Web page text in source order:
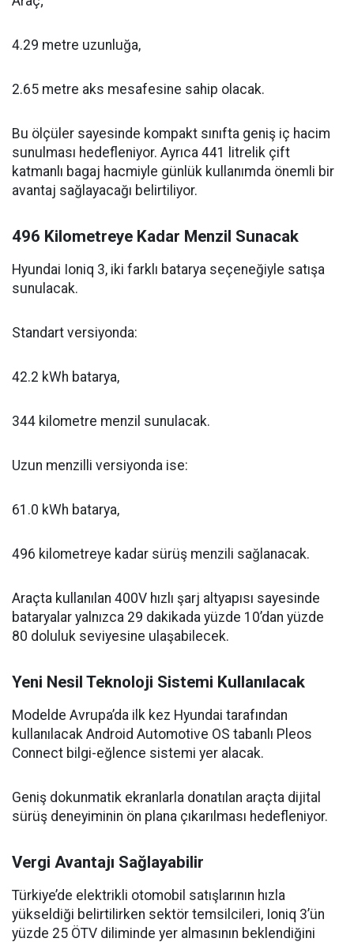
4.29 metre uzunluğa,
2.65 metre aks mesafesine sahip olacak.
Bu ölçüler sayesinde kompakt sınıfta geniş iç hacim
sunulması hedefleniyor. Ayrıca 441 litrelik çift
katmanlı bagaj hacmiyle günlük kullanımda önemli bir
avantaj sağlayacağı belirtiliyor.
496 Kilometreye Kadar Menzil Sunacak
Hyundai Ioniq 3, iki farklı batarya seçeneğiyle satışa
sunulacak.
Standart versiyonda:
42.2 kWh batarya,
344 kilometre menzil sunulacak.
Uzun menzilli versiyonda ise:
61.0 kWh batarya,
496 kilometreye kadar sürüş menzili sağlanacak.
Araçta kullanılan 400V hızlı şarj altyapısı sayesinde
bataryalar yalnızca 29 dakikada yüzde 10’dan yüzde
80 doluluk seviyesine ulaşabilecek.
Yeni Nesil Teknoloji Sistemi Kullanılacak
Modelde Avrupa’da ilk kez Hyundai tarafından
kullanılacak Android Automotive OS tabanlı Pleos
Connect bilgi-eğlence sistemi yer alacak.
Geniş dokunmatik ekranlarla donatılan araçta dijital
sürüş deneyiminin ön plana çıkarılması hedefleniyor.
Vergi Avantajı Sağlayabilir
Türkiye’de elektrikli otomobil satışlarının hızla
yükseldiği belirtilirken sektör temsilcileri, Ioniq 3’ün
yüzde 25 ÖTV diliminde yer almasının beklendiğini